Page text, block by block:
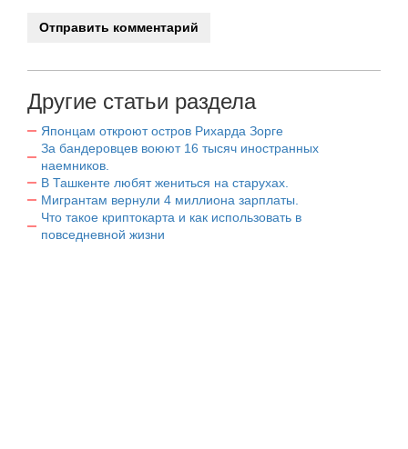
Другие статьи раздела
Японцам откроют остров Рихарда Зорге
За бандеровцев воюют 16 тысяч иностранных
наемников.
В Ташкенте любят жениться на старухах.
Мигрантам вернули 4 миллиона зарплаты.
Что такое криптокарта и как использовать в
повседневной жизни